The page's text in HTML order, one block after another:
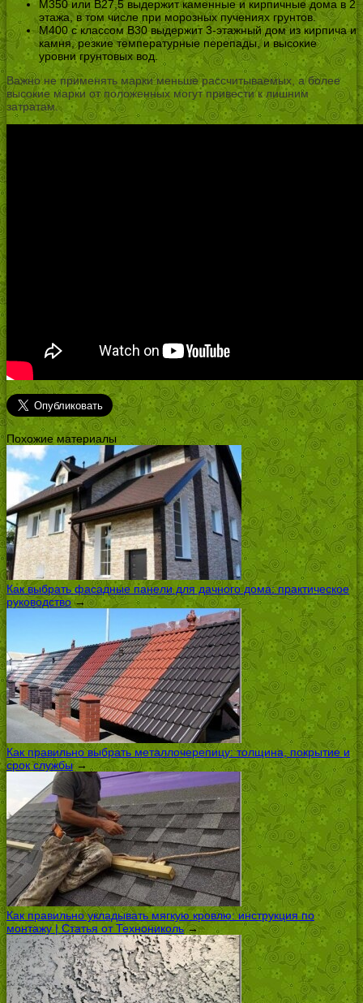
М350 или В27,5 выдержит каменные и кирпичные дома в 2
этажа, в том числе при морозных пучениях грунтов.
М400 с классом В30 выдержит 3-этажный дом из кирпича и
камня, резкие температурные перепады, и высокие
уровни грунтовых вод.
Важно не применять марки меньше рассчитываемых, а более
высокие марки от положенных могут привести к лишним
затратам.
Похожие материалы
Как выбрать фасадные панели для дачного дома: практическое
руководство→
Как правильно выбрать металлочерепицу: толщина, покрытие и
срок службы→
Как правильно укладывать мягкую кровлю: инструкция по
монтажу | Статья от Технониколь→